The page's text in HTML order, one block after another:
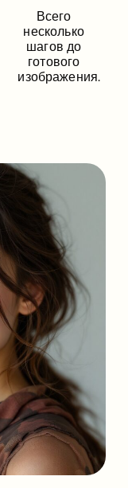
Всего
несколько
шагов до
готового
изображения.